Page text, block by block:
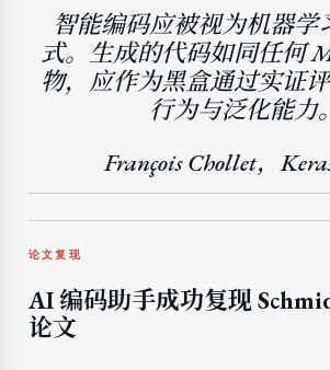
智能编码应被视为机器学
式。生成的代码如同任何
物，应作为黑盒通过实证
行为与泛化能力。
François Chollet，
论文复现
AI 编码助手成功复现
论文